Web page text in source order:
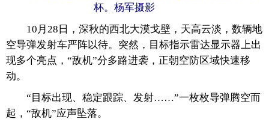
摄影
新华电视中文 新华电视英文 返回PC
杯。杨军摄影
10月28日，深秋的西北大漠戈壁，天高云淡，数辆地
空导弹发射车严阵以待。突然，目标指示雷达显示器上出
现多个亮点，“敌机”分多路进袭，正朝空防区域快速移
动。
“目标出现、稳定跟踪、发射……”一枚枚导弹腾空而
起，“敌机”应声坠落。